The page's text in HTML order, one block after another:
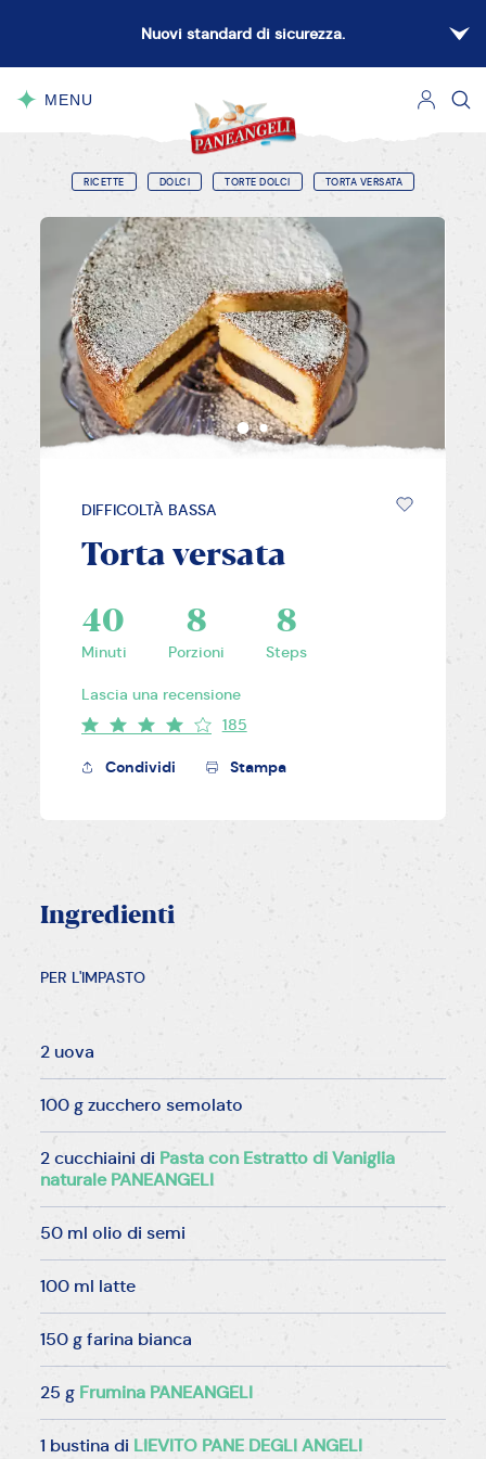
Nuovi standard di sicurezza.
MENU
RICETTE DOLCI TORTE DOLCI TORTA VERSATA
DIFFICOLTÀ BASSA
Torta versata
40
Minuti
8
Porzioni
8
Steps
Lascia una recensione
185
Condividi Stampa
Ingredienti
PER L'IMPASTO
2 uova
100 g zucchero semolato
2 cucchiaini di Pasta con Estratto di Vaniglia
naturale PANEANGELI
50 ml olio di semi
100 ml latte
150 g farina bianca
25 g Frumina PANEANGELI
1 bustina di LIEVITO PANE DEGLI ANGELI